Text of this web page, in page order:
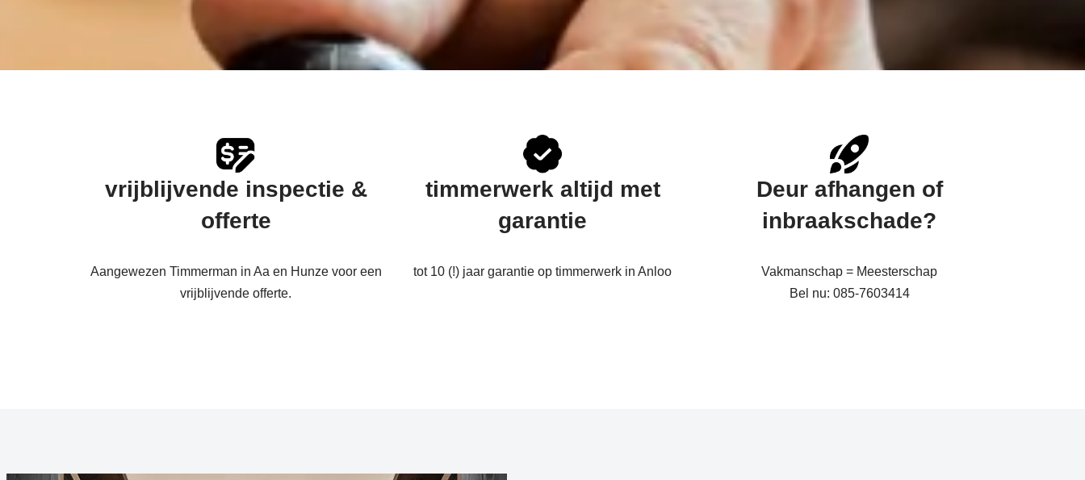
vrijblijvende inspectie &
offerte
Aangewezen Timmerman in Aa en Hunze voor een
vrijblijvende offerte.
timmerwerk altijd met
garantie
tot 10 (!) jaar garantie op timmerwerk in Anloo
Deur afhangen of
inbraakschade?
Vakmanschap = Meesterschap
Bel nu: 085-7603414